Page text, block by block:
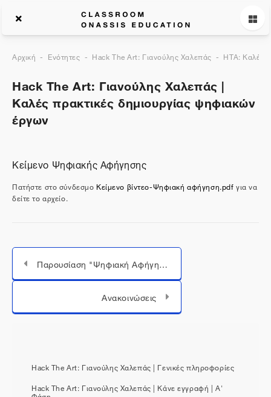
Αρχική Ενότητες Hack The Art: Γιανούλης Χαλεπάς HTA: Καλές
Hack The Art: Γιανούλης Χαλεπάς |
Καλές πρακτικές δημιουργίας ψηφιακών
έργων
Kείμενo Ψηφιακής Αφήγησης
Πατήστε στο σύνδεσμο Κείμενο βίντεο-Ψηφιακή αφήγηση.pdfγια να
δείτε το αρχείο.
Παρουσίαση "Ψηφιακή Αφήγηση"
Μεταπήδηση σε...
Ανακοινώσεις
Hack The Art: Γιανούλης Χαλεπάς | Γενικές πληροφορίες
Hack The Art: Γιανούλης Χαλεπάς | Κάνε εγγραφή | Α'